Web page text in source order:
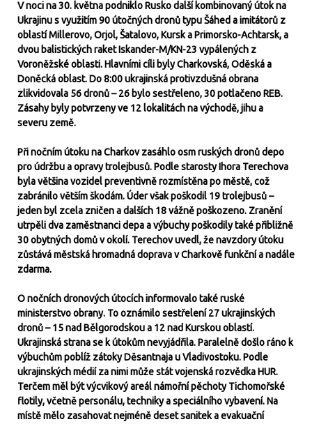
V noci na 30. května podniklo Rusko další kombinovaný útok na
Ukrajinu s využitím 90 útočných dronů typu Šáhed a imitátorů z
oblastí Millerovo, Orjol, Šatalovo, Kursk a Primorsko-Achtarsk, a
dvou balistických raket Iskander-M/KN-23 vypálených z
Voroněžské oblasti. Hlavními cíli byly Charkovská, Oděská a
Doněcká oblast. Do 8:00 ukrajinská protivzdušná obrana
zlikvidovala 56 dronů – 26 bylo sestřeleno, 30 potlačeno REB.
Zásahy byly potvrzeny ve 12 lokalitách na východě, jihu a
severu země.
Při nočním útoku na Charkov zasáhlo osm ruských dronů depo
pro údržbu a opravy trolejbusů. Podle starosty Ihora Terechova
byla většina vozidel preventivně rozmístěna po městě, což
zabránilo větším škodám. Úder však poškodil 19 trolejbusů –
jeden byl zcela zničen a dalších 18 vážně poškozeno. Zranění
utrpěli dva zaměstnanci depa a výbuchy poškodily také přibližně
30 obytných domů v okolí. Terechov uvedl, že navzdory útoku
zůstává městská hromadná doprava v Charkově funkční a nadále
zdarma.
O nočních dronových útocích informovalo také ruské
ministerstvo obrany. To oznámilo sestřelení 27 ukrajinských
dronů – 15 nad Bělgorodskou a 12 nad Kurskou oblastí.
Ukrajinská strana se k útokům nevyjádřila. Paralelně došlo ráno k
výbuchům poblíž zátoky Děsantnaja u Vladivostoku. Podle
ukrajinských médií za nimi může stát vojenská rozvědka HUR.
Terčem měl být výcvikový areál námořní pěchoty Tichomořské
flotily, včetně personálu, techniky a speciálního vybavení. Na
místě mělo zasahovat nejméně deset sanitek a evakuační